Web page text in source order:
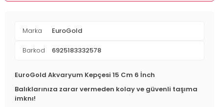
Marka EuroGold
Barkod 6925183332578
EuroGold Akvaryum Kepçesi 15 Cm 6 İnch
Balıklarınıza zarar vermeden kolay ve güvenli taşıma
imknı!